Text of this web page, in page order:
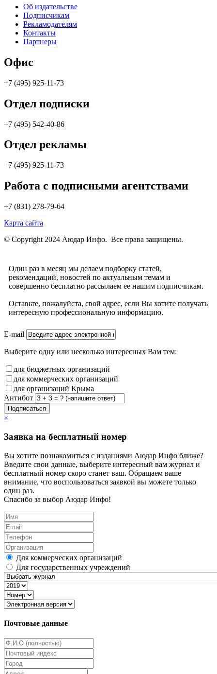
Об издательстве
Подписчикам
Рекламодателям
Контакты
Партнеры
Офис
+7 (495) 925-11-73
Отдел подписки
+7 (495) 542-40-86
Отдел рекламы
+7 (495) 925-11-73
Работа с подписными агентствами
+7 (831) 278-79-64
Карта сайта
© Copyright 2024 Аюдар Инфо. Все права защищены.
Один раз в месяц мы делаем подборку статей,
рекомендаций, новостей по актуальным темам и
совершенно бесплатно рассылаем ее нашим подписчикам.
Оставьте, пожалуйста, свой адрес, если Вы хотите получать
интересную профессиональную информацию.
E-mail
Выберите одну или несколько интересных Вам тем:
для бюджетных организаций
для коммерческих организаций
для организаций Крыма
Антибот
Подписаться
×
Заявка на бесплатный номер
Вы хотите познакомиться с изданиями Аюдар Инфо ближе?
Введите свои данные, выберите интересный вам журнал и
бесплатный номер скоро станет ваш. Обращаем ваше
внимание, что воспользоваться заявкой вы можете только
один раз.
Спасибо за выбор Аюдар Инфо!
Для коммерческих организаций
Для государственных учреждений
Почтовые данные